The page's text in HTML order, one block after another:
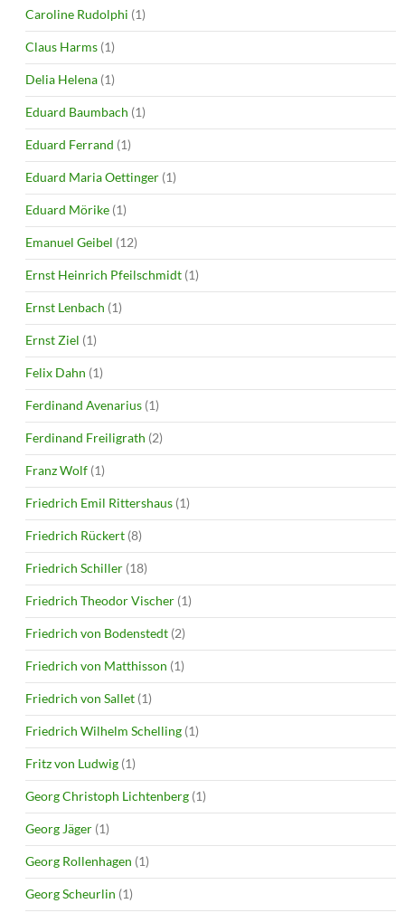
Caroline Rudolphi (1)
Claus Harms (1)
Delia Helena (1)
Eduard Baumbach (1)
Eduard Ferrand (1)
Eduard Maria Oettinger (1)
Eduard Mörike (1)
Emanuel Geibel (12)
Ernst Heinrich Pfeilschmidt (1)
Ernst Lenbach (1)
Ernst Ziel (1)
Felix Dahn (1)
Ferdinand Avenarius (1)
Ferdinand Freiligrath (2)
Franz Wolf (1)
Friedrich Emil Rittershaus (1)
Friedrich Rückert (8)
Friedrich Schiller (18)
Friedrich Theodor Vischer (1)
Friedrich von Bodenstedt (2)
Friedrich von Matthisson (1)
Friedrich von Sallet (1)
Friedrich Wilhelm Schelling (1)
Fritz von Ludwig (1)
Georg Christoph Lichtenberg (1)
Georg Jäger (1)
Georg Rollenhagen (1)
Georg Scheurlin (1)